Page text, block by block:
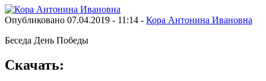
Опубликовано 07.04.2019 - 11:14 - Кора Антонина Ивановна
Беседа День Победы
Скачать: